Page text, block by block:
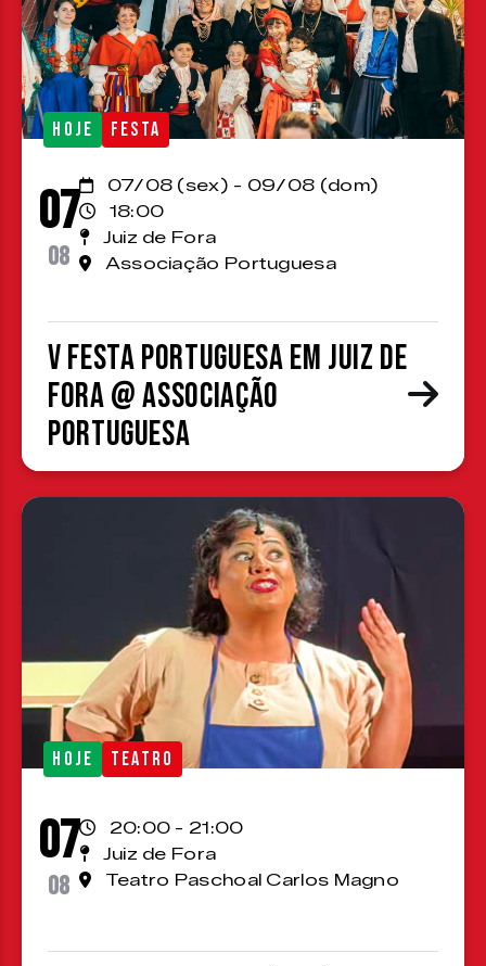
HOJE FESTA
07
08
07/08 (sex) - 09/08 (dom)
18:00
Juiz de Fora
Associação Portuguesa
V Festa Portuguesa em Juiz de
Fora @ Associação
Portuguesa
HOJE TEATRO
07
08
20:00 - 21:00
Juiz de Fora
Teatro Paschoal Carlos Magno